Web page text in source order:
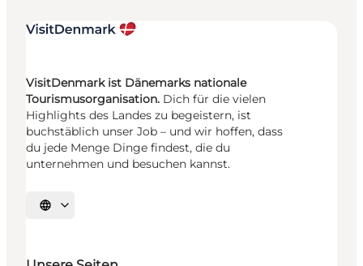
VisitDenmark ist Dänemarks nationale
Tourismusorganisation. Dich für die vielen
Highlights des Landes zu begeistern, ist
buchstäblich unser Job – und wir hoffen, dass
du jede Menge Dinge findest, die du
unternehmen und besuchen kannst.
Sprache auswählen